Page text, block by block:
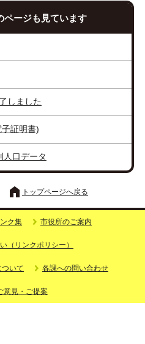
ページも見ています
しました
証明書)
口データ
トップページへ戻る
ク集 市役所のご案内
（リンクポリシー）
いて 各課への問い合わせ
意見・ご提案